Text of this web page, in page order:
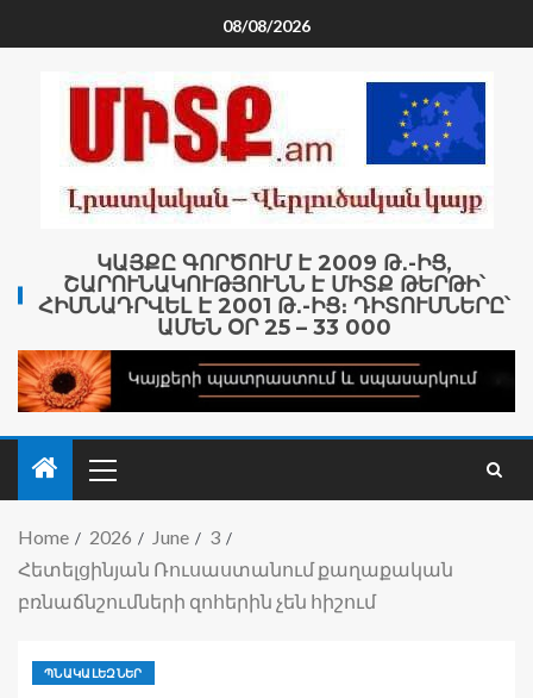
08/08/2026
ԿԱՅՔԸ ԳՈՐԾՈՒՄ Է 2009 Թ․-ԻՑ,
ՇԱՐՈՒՆԱԿՈՒԹՅՈՒՆՆ Է ՄԻՏՔ ԹԵՐԹԻ՝
ՀԻՄՆԱԴՐՎԵԼ Է 2001 Թ․-ԻՑ։ ԴԻՏՈՒՄՆԵՐԸ՝
ԱՄԵՆ ՕՐ 25 – 33 000
Home 2026 June
3
Հետելցինյան Ռուսաստանում քաղաքական
բռնաճնշումների զոհերին չեն հիշում
ՊՆԱԿԱԼԵԶՆԵՐ